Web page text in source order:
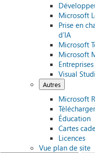
Microsoft
Prise en
d’IA
Microsoft
Microsoft
Visual
Autres
Microsoft
Éducation
Cartes
Licences
Vue plan de site